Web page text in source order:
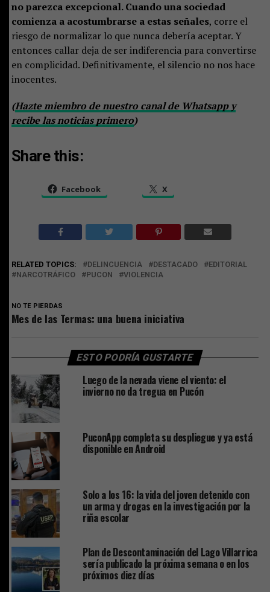
no parezca excepcional. Cuando una sociedad
comienza a acostumbrarse a estas señales, corre el
riesgo de normalizar lo que nunca debería aceptar. Y
entonces callar deja de ser indiferencia para convertirse
en complicidad. Definitivamente, el silencio no nos hace
inocentes.
(Hazte miembro de nuestro canal de Whatsapp y
recibe las noticias primero)
Share this:
Facebook X
RELATED TOPICS: DELINCUENCIA DESTACADO
EDITORIAL
NARCOTRÁFICO
PUCON VIOLENCIA
NO TE PIERDAS
Mes de las Termas: una buena iniciativa
ESTO PODRÍA GUSTARTE
Luego de la nevada viene el viento: el
invierno no da tregua en Pucón
PuconApp completa su despliegue y ya está
disponible en Android
Solo a los 16: la vida del joven detenido con
un arma y drogas en la investigación por la
riña escolar
Plan de Descontaminación del Lago Villarrica
sería publicado la próxima semana o en los
próximos diez días